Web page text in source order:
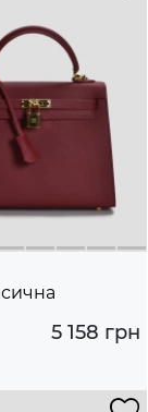
5 158 грн